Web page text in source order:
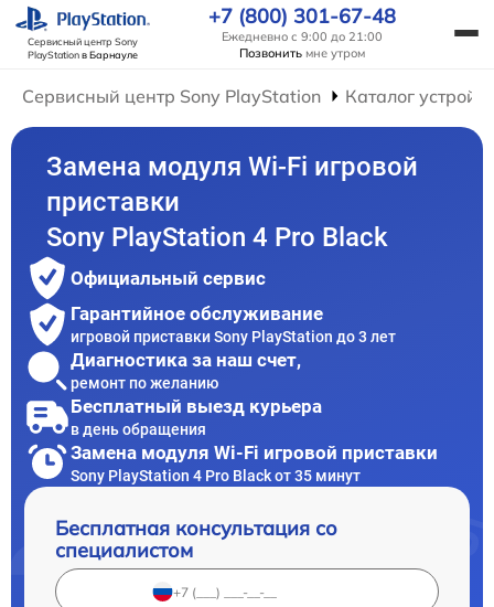
Сервисный центр Sony
PlayStationв Барнауле
+7 (800) 301-67-48
Ежедневно с 9:00 до 21:00
Позвонить мне утром
Сервисный центр Sony PlayStation Каталог
Замена модуля Wi-Fi игровой
приставки
Sony PlayStation 4 Pro Black
Официальный сервис
Гарантийное обслуживание
игровой приставки Sony PlayStation до 3 лет
Диагностика за наш счет,
ремонт по желанию
Бесплатный выезд курьера
в день обращения
Замена модуля Wi-Fi игровой приставки
Sony PlayStation 4 Pro Black от 35 минут
Бесплатная консультация со
специалистом